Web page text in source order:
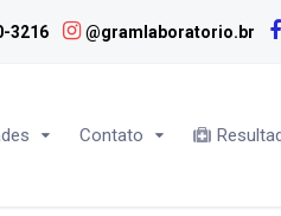
3216 @gramlaboratorio.br
Contato